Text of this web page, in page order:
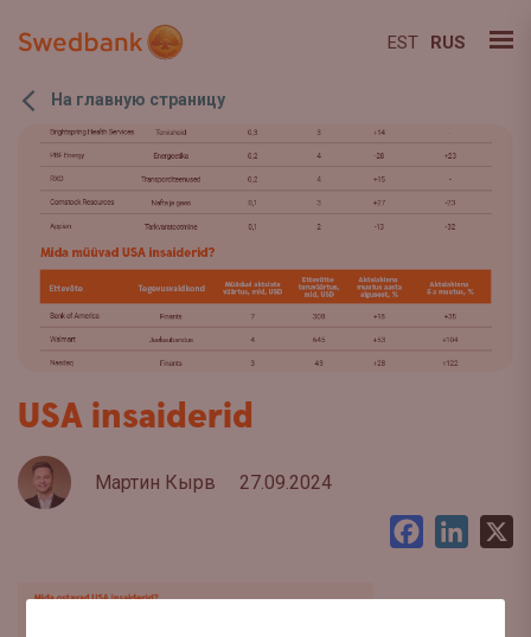
EST RUS
На главную страницу
USA insaiderid
Мартин Кырв 27.09.2024
Facebook